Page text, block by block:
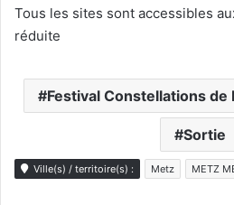
Tous les sites sont accessibles
réduite
Festival Constellations de
Sortie
Ville(s) / territoire(s) : Metz METZ